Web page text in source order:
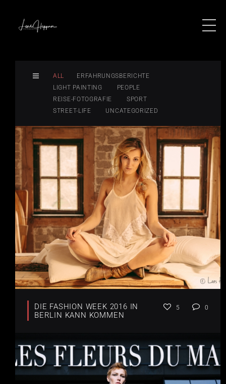
ALL
ERFAHRUNGSBERICHTE
LIGHT PAINTING
PEOPLE
REISE-FOTOGRAFIE
SPORT
STREET-LIFE
UNCATEGORIZED
DIE FASHION WEEK 2016 IN
BERLIN KANN KOMMEN
5 0